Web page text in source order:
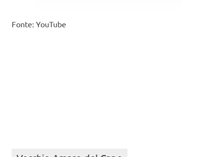
Fonte: YouTube